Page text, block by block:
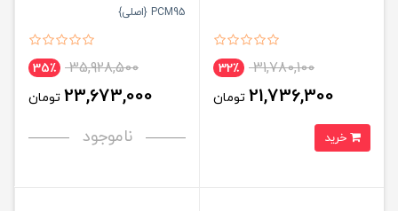
31,780,100 32٪
21,736,300 تومان
PCM95 {اصلی}
35,928,500 35٪
23,673,000 تومان
ناموجود